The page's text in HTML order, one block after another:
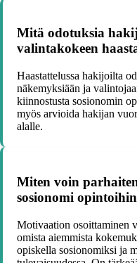
Mitä odotuksia
valintakokeen
Haastattelussa hakijoilta
näkemyksiään ja
kiinnostusta sosionomin
myös arvioida hakijan
alalle.
Miten voin
sosionomi
Motivaation osoittaminen
omista aiemmista
opiskella sosionomiksi ja